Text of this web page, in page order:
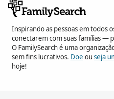
Inspirando as pessoas em todos
conectarem com suas famílias —
O FamilySearch é uma
sem fins lucrativos. Doe ouseja
hoje!